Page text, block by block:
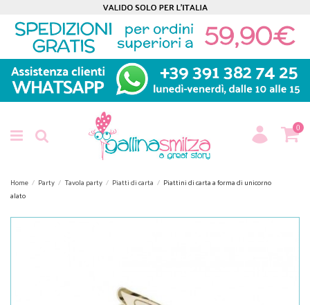
0
Home Party Tavola party Piatti di carta
Piattini di carta a forma di unicorno
alato